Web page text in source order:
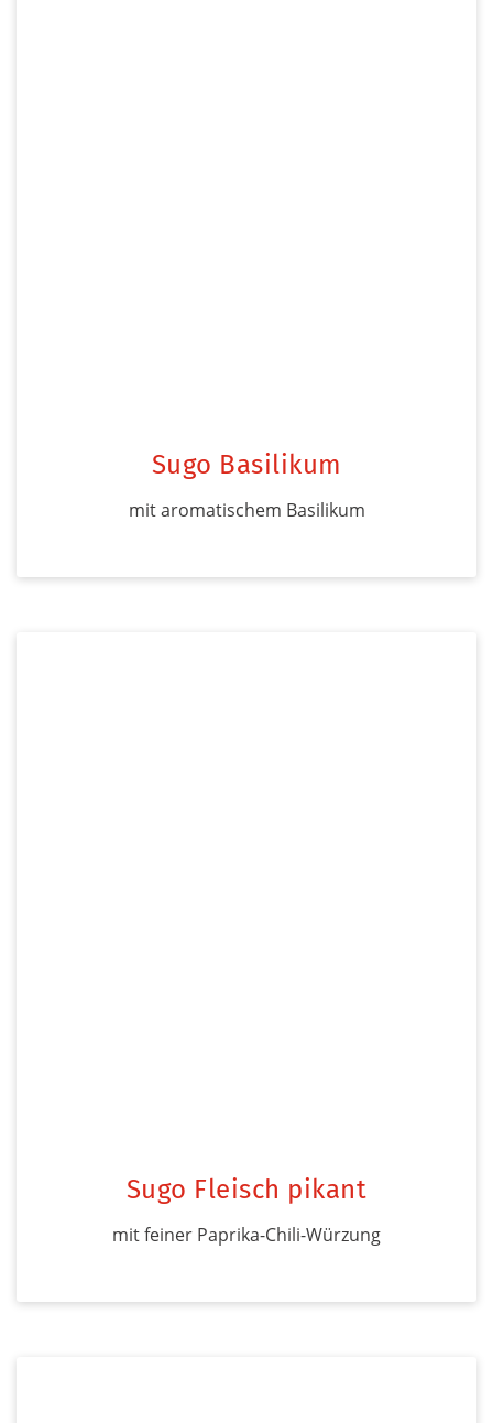
Sugo Basilikum
mit aromatischem Basilikum
Sugo Fleisch pikant
mit feiner Paprika-Chili-Würzung